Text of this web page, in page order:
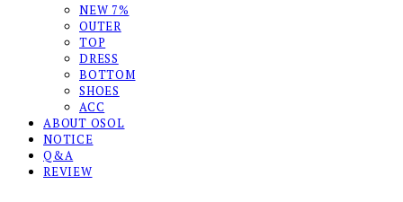
NEW 7%
OUTER
TOP
DRESS
BOTTOM
SHOES
ACC
ABOUT OSOL
NOTICE
Q&A
REVIEW